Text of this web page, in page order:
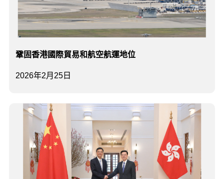
2026年2月25日
鞏固香港國際貿易和航空航運地位